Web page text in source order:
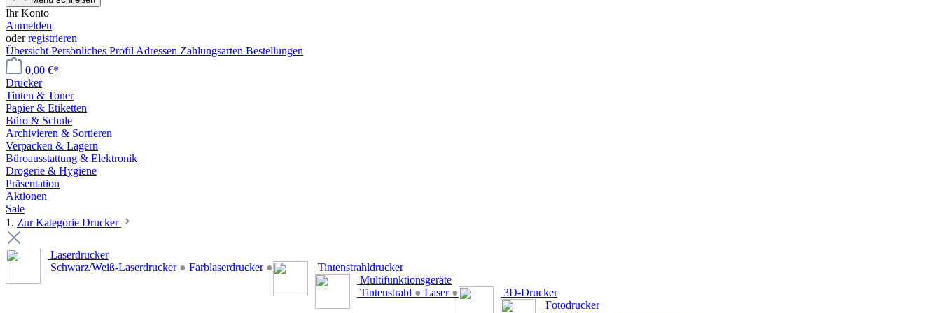
Ihr Konto
Anmelden
oderregistrieren
Übersicht Persönliches Profil Adressen Zahlungsarten Bestellungen
0,00 €*
Drucker
Tinten & Toner
Papier & Etiketten
Büro & Schule
Archivieren & Sortieren
Verpacken & Lagern
Büroausstattung & Elektronik
Drogerie & Hygiene
Präsentation
Aktionen
Sale
1. Zur Kategorie Drucker
Laserdrucker
Schwarz/Weiß-Laserdrucker ● Farblaserdrucker ●
Tintenstrahldrucker
Multifunktionsgeräte
Tintenstrahl ● Laser ●
3D-Drucker
Fotodrucker